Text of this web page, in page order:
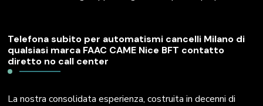
Telefona subito per automatismi cancelli Milano di
qualsiasi marca FAAC CAME Nice BFT contatto
diretto no call center
La nostra consolidata esperienza, costruita in decenni di